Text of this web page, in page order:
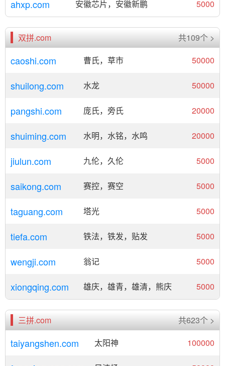
ahxp.com 安徽芯片，安徽新鹏 5000
双拼.com 共109个 >
caoshi.com 曹氏，草市 50000
shuilong.com 水龙 50000
pangshi.com 庞氏，旁氏 20000
shuiming.com 水明，水铭，水鸣 20000
jiulun.com 九伦，久伦 5000
saikong.com 赛控，赛空 5000
taguang.com 塔光 5000
tiefa.com 铁法，铁发，贴发 5000
wengji.com 翁记 5000
xiongqing.com 雄庆，雄青，雄清，熊庆 5000
三拼.com 共623个 >
taiyangshen.com 太阳神 100000